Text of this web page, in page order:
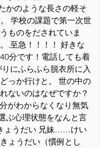
かのような長さの軽そ
学校の課題で第一次世
ものをだされていま
.至急！！！！ 好きな
分です！電話しても着
にふらふら脱衣所に入
っか行けと。 世の中の
ないのはなぜですか？
がわからなくなり無気
ぶ心理状態をなんと言
うだい 兄妹……けい
ょうだい（慣例とし